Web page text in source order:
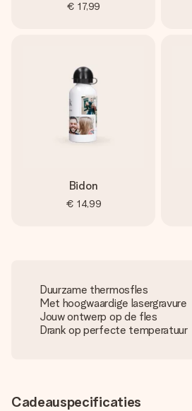
€ 17,99
Bidon
€ 14,99
Duurzame thermosfles
Met hoogwaardige lasergravure
Jouw ontwerp op de fles
Drank op perfecte temperatuur
Cadeauspecificaties